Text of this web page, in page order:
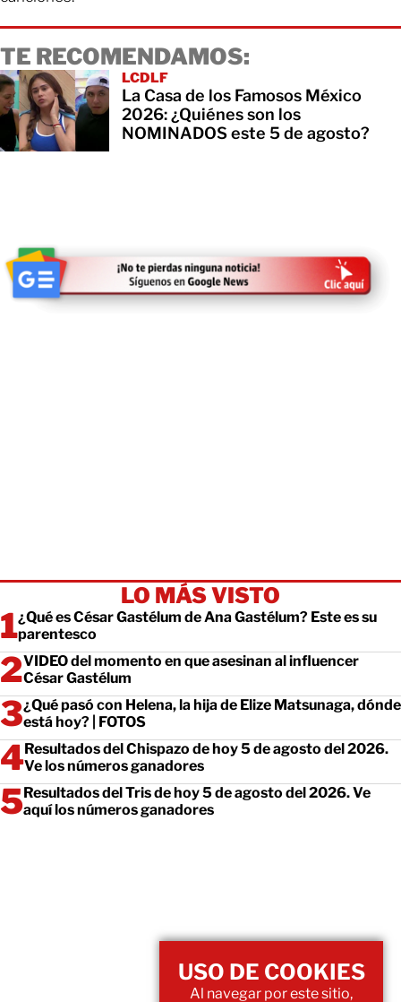
TE RECOMENDAMOS:
LCDLF
La Casa de los Famosos México
2026: ¿Quiénes son los
NOMINADOS este 5 de agosto?
LO MÁS VISTO
¿Qué es César Gastélum de Ana Gastélum? Este es su
parentesco
VIDEO del momento en que asesinan al influencer
César Gastélum
¿Qué pasó con Helena, la hija de Elize Matsunaga, dónde
está hoy? | FOTOS
Resultados del Chispazo de hoy 5 de agosto del 2026.
Ve los números ganadores
Resultados del Tris de hoy 5 de agosto del 2026. Ve
aquí los números ganadores
USO DE COOKIES
Al navegar por este sitio,